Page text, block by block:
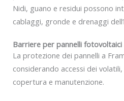
Nidi, guano e residui possono
cablaggi, gronde e drenaggi
Barriere per pannelli fotovoltaici
La protezione dei pannelli a
considerando accessi dei
copertura e manutenzione.